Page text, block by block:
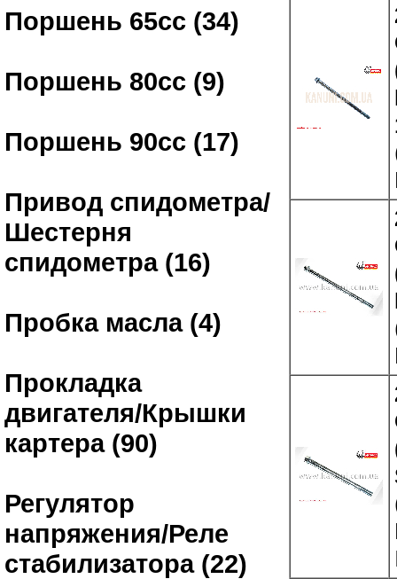
Поршень 65сс (34)
Поршень 80сс (9)
Поршень 90сс (17)
Привод спидометра/
Шестерня
спидометра (16)
Пробка масла (4)
Прокладка
двигателя/Крышки
картера (90)
Регулятор
напряжения/Реле
стабилизатора (22)